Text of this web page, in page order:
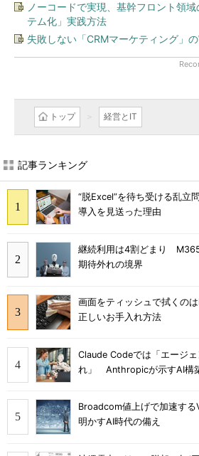
ノーコードで実現、基幹フロント領
テム化」実践方法
失敗しない「CRMマーケティング」
トップ 経営とIT
記事ランキング
“脱Excel”を待ち受ける乱
導入を見送った理由
継続利用は4割どまり
期待外れの境界
画面をティッシュで拭くの
正しいお手入れ方法
Claude Codeでは「エージ
れ」 Anthropicが示すAI構
Broadcom値上げで加速す
明かすAI時代の備え